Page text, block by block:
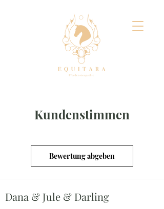
Kundenstimmen
Bewertung abgeben
Dana & Jule & Darling